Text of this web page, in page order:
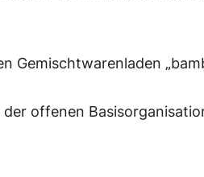
Gemischtwarenladen
offenen